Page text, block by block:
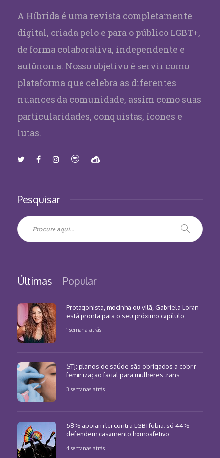
A Híbrida é uma revista completamente
digital, criada pelo e para o público LGBT+,
de forma colaborativa, independente e
autônoma. Nosso objetivo é servir como
plataforma que celebra as diferentes
nuances da comunidade, assim como suas
particularidades, conquistas, ícones e
lutas.
Pesquisar
Últimas Popular
Protagonista, mocinha ou vilã, Gabriela Loran
está pronta para o seu próximo capítulo
1 semana atrás
STJ: planos de saúde são obrigados a cobrir
feminização facial para mulheres trans
3 semanas atrás
58% apoiam lei contra LGBTfobia; só 44%
defendem casamento homoafetivo
4 semanas atrás